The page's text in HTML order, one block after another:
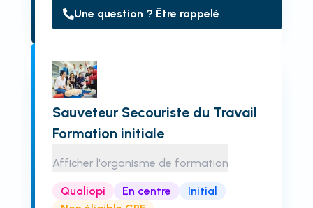
Une question ? Être rappelé
Sauveteur Secouriste du Travail
Formation initiale
Afficher l'organisme de formation
Qualiopi En centre
Initial